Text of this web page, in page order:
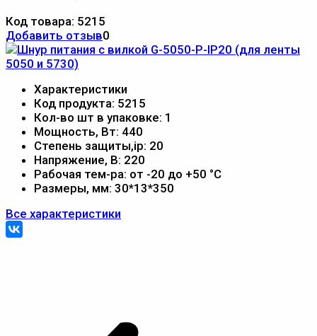
Код товара: 5215
Добавить отзыв0
Характеристики
Код продукта: 5215
Кол-во шт в упаковке: 1
Мощность, Вт: 440
Степень защиты,ip: 20
Напряжение, В: 220
Рабочая тем-ра: от -20 до +50 °С
Размеры, мм: 30*13*350
Все характеристики